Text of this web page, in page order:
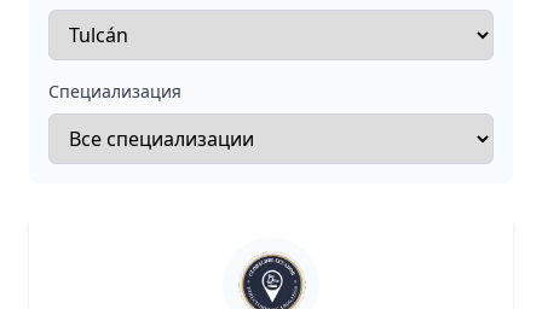
Специализация